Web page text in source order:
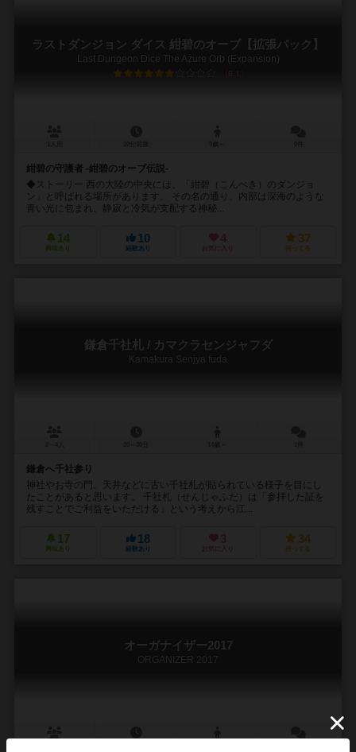
ラストダンジョン ダイス 紺碧のオーブ【拡張パック】
Last Dungeon Dice The Azure Orb (Expansion)
6.1
紺碧の守護者 -紺碧のオーブ伝説-
◆ストーリー 西の大陸の中央には、「紺碧（こんぺき）のダンジョ
ン」と呼ばれる場所があります。 その名の通り、内部は深海のような
青い光に包まれ、静寂と冷気が支配する神秘...
14
興味あり
10
経験あり
4
お気に入り
37
持ってる
鎌倉千社札 / カマクラセンジャフダ
Kamakura Senjya fuda
鎌倉へ千社参り
神社やお寺の門、天井などに古い千社札が貼られている様子を目にし
たことがあると思います。 千社札（せんじゃふだ）は「参拝した証を
残すことでご利益をいただける」という考えから江...
17
興味あり
18
経験あり
3
お気に入り
34
持ってる
オーガナイザー2017
ORGANIZER 2017